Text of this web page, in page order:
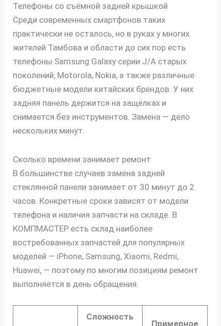
Телефоны со съёмной задней крышкой
Среди современных смартфонов таких
практически не осталось, но в руках у многих
жителей Тамбова и области до сих пор есть
телефоны Samsung Galaxy серии J/A старых
поколений, Motorola, Nokia, а также различные
бюджетные модели китайских брендов. У них
задняя панель держится на защёлках и
снимается без инструментов. Замена — дело
нескольких минут.
Сколько времени занимает ремонт
В большинстве случаев замена задней
стеклянной панели занимает от 30 минут до 2
часов. Конкретные сроки зависят от модели
телефона и наличия запчасти на складе. В
КОМПМАСТЕР есть склад наиболее
востребованных запчастей для популярных
моделей — iPhone, Samsung, Xiaomi, Redmi,
Huawei, — поэтому по многим позициям ремонт
выполняется в день обращения.
Сложность
Примерное